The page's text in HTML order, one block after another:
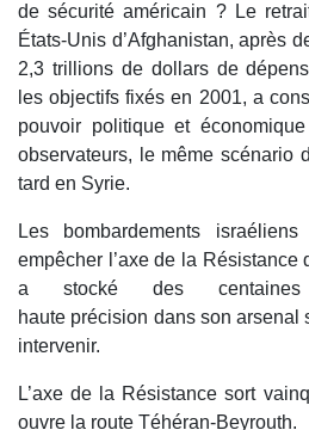
de sécurité américain ? Le
États-Unis d’Afghanistan, après
2,3 trillions de dollars de
les objectifs fixés en 2001, a
pouvoir politique et
observateurs, le même scénario
tard en Syrie.
Les bombardements
empêcher l’axe de la Résistance
a stocké des
haute précision dans son arsenal
intervenir.
L’axe de la Résistance sort
ouvre la route Téhéran-Beyrouth.